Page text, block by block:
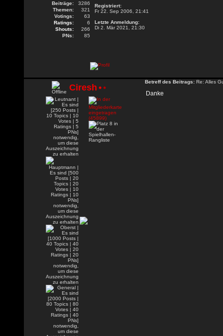
Beiträge:
3286
Themen:
321
Votings:
63
Ratings:
6
Shouts:
266
PNs:
85
Registriert:
Fr 22. Sep 2006, 21:41
Letzte Anmeldung:
Di 2. Mär 2021, 21:30
Ciresh ••
Betreff des Beitrags: Re: Alles
Danke